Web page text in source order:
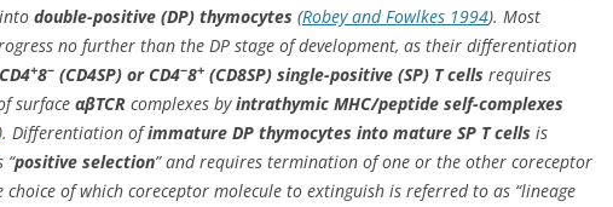
double-positive (DP) thymocytes (Robey and Fowlkes 1994). Most
no further than the DP stage of development, as their differentiation
+8− (CD4SP) or CD4−8+ (CD8SP) single-positive (SP) T cells requires
surface αβTCR complexes byintrathymic MHC/peptide self-complexes
Differentiation ofimmature DP thymocytes into mature SP T cells is
“positive selection” and requires termination of one or the other coreceptor
choice of which coreceptor molecule to extinguish is referred to as “lineage